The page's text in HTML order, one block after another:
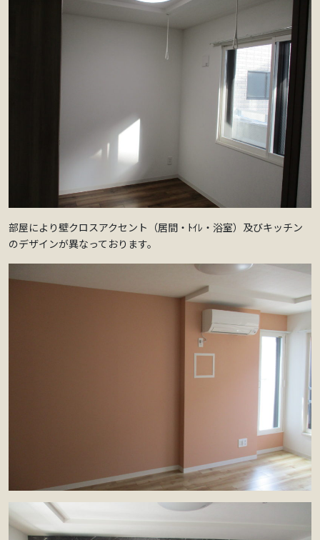
部屋により壁クロスアクセント（居間・ﾄｲﾚ・浴室）及びキッチン
のデザインが異なっております。